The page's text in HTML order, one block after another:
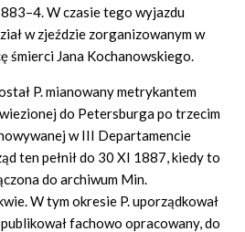
W czasie tego wyjazdu
w zjeździe zorganizowanym w
śmierci Jana Kochanowskiego.
P. mianowany metrykantem
do Petersburga po trzecim
w III Departamencie
ten pełnił do 30 XI 1887, kiedy to
do archiwum Min.
W tym okresie P. uporządkował
fachowo opracowany, do